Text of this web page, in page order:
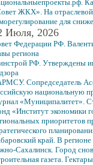
ЖКХ». На отраслевой
для
Июля, 2026
Федерации РФ.
региона
РФ. Утверждены
Сопредседатель
национальную
«Муниципалитет».
«Институт экономики
приоритетов
край. В
Сахалинск. Город
газета.